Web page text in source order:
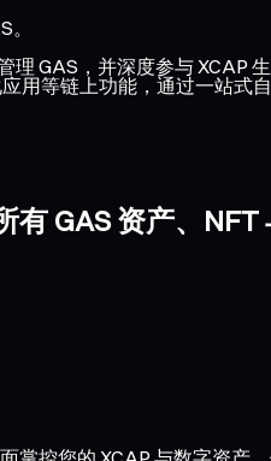
理 GAS，并深度参与 XCAP
用等链上功能，通过一站式
GAS 资产、NFT